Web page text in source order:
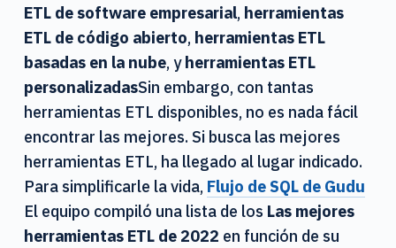
ETL de software empresarial, herramientas
ETL de código abierto, herramientas ETL
basadas en la nube, yherramientas ETL
personalizadasSin embargo, con tantas
herramientas ETL disponibles, no es nada fácil
encontrar las mejores. Si busca las mejores
herramientas ETL, ha llegado al lugar indicado.
Para simplificarle la vida, Flujo de SQL de Gudu
El equipo compiló una lista de los Las mejores
herramientas ETL de 2022 en función de su